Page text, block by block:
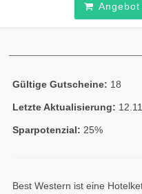
Gültige Gutscheine: 18
Letzte Aktualisierung:
Sparpotenzial: 25%
Best Western ist eine